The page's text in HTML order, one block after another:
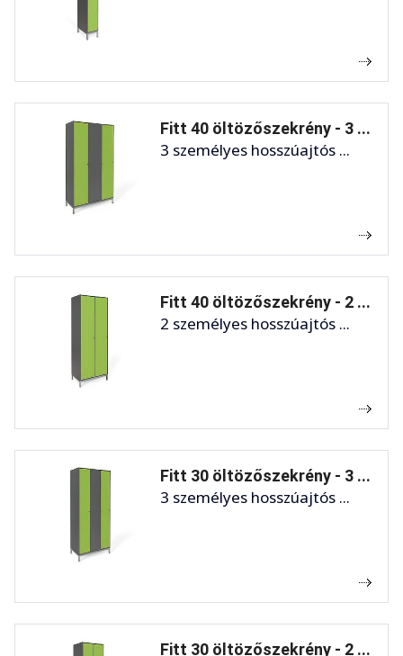
Fitt 40 öltözőszekrény - 3 ...
3 személyes hosszúajtós ...
Fitt 40 öltözőszekrény - 2 ...
2 személyes hosszúajtós ...
Fitt 30 öltözőszekrény - 3 ...
3 személyes hosszúajtós ...
Fitt 30 öltözőszekrény - 2 ...